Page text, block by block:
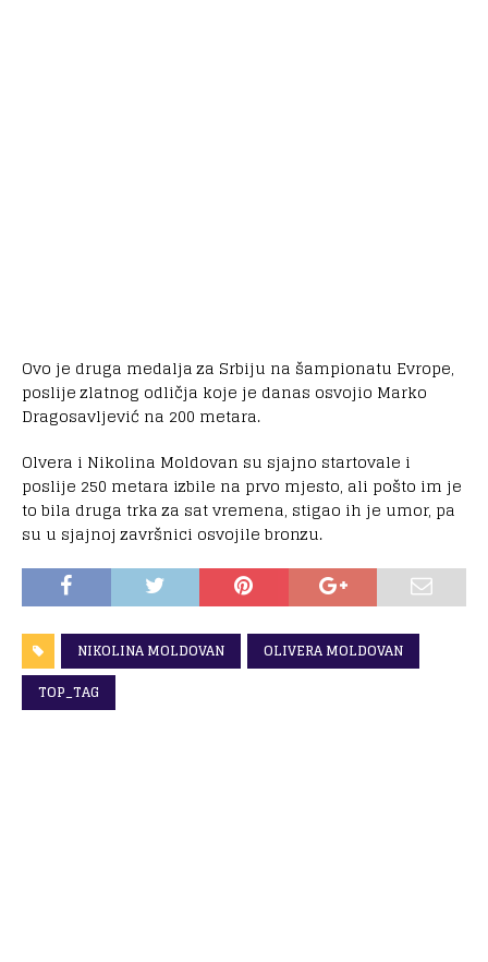
Ovo je druga medalja za Srbiju na šampionatu Evrope,
poslije zlatnog odličja koje je danas osvojio Marko
Dragosavljević na 200 metara.
Olvera i Nikolina Moldovan su sjajno startovale i
poslije 250 metara izbile na prvo mjesto, ali pošto im je
to bila druga trka za sat vremena, stigao ih je umor, pa
su u sjajnoj završnici osvojile bronzu.
NIKOLINA MOLDOVAN
OLIVERA MOLDOVAN
TOP_TAG